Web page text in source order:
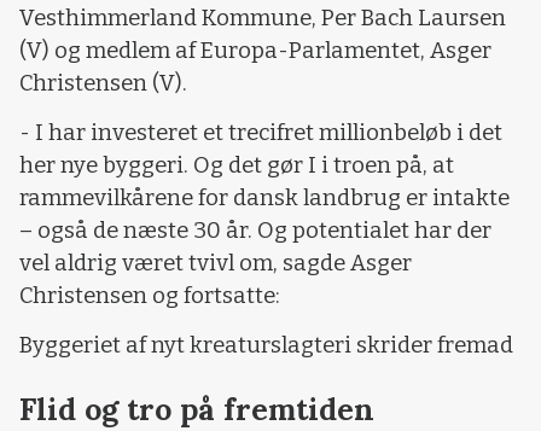
Vesthimmerland Kommune, Per Bach Laursen
(V) og medlem af Europa-Parlamentet, Asger
Christensen (V).
- I har investeret et trecifret millionbeløb i det
her nye byggeri. Og det gør I i troen på, at
rammevilkårene for dansk landbrug er intakte
– også de næste 30 år. Og potentialet har der
vel aldrig været tvivl om, sagde Asger
Christensen og fortsatte:
Byggeriet af nyt kreaturslagteri skrider fremad
Flid og tro på fremtiden